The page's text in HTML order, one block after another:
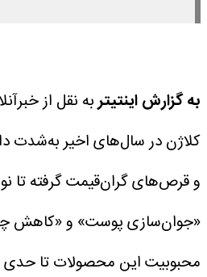
به گزارش اینتیتربه نقل از
کلاژن در سال‌های اخیر به‌شدت
و قرص‌های گران‌قیمت گرفته تا
«جوان‌سازی پوست» و «کاهش
محبوبیت این محصولات تا حدی